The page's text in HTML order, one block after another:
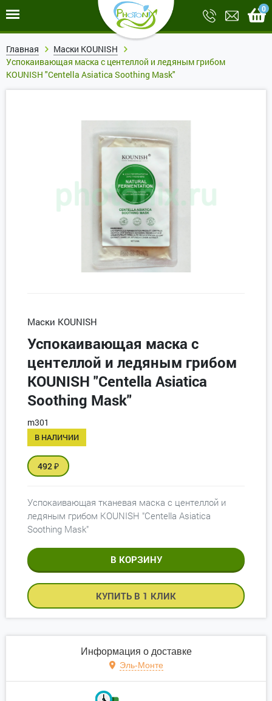
0
Главная
Маски KOUNISH
Успокаивающая маска с центеллой и ледяным грибом
KOUNISH "Centella Asiatica Soothing Mask"
Маски KOUNISH
Успокаивающая маска с
центеллой и ледяным грибом
KOUNISH "Centella Asiatica
Soothing Mask"
m301
В НАЛИЧИИ
492₽
Успокаивающая тканевая маска с центеллой и
ледяным грибом KOUNISH "Centella Asiatica
Soothing Mask"
КУПИТЬ В 1 КЛИК
Информация о доставке
Эль-Монте